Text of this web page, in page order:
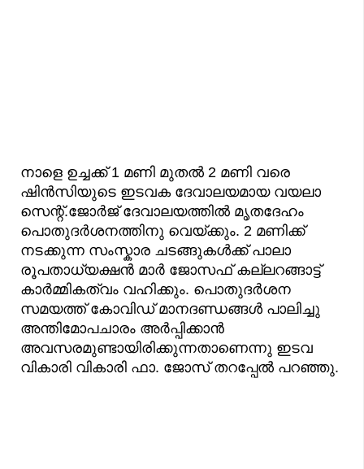
നാളെ ഉച്ചക്ക് 1 മണി മുതൽ 2 മണി വരെ
ഷിൻസിയുടെ ഇടവക ദേവാലയമായ വയലാ
സെന്റ്.ജോർജ് ദേവാലയത്തിൽ മൃതദേഹം
പൊതുദർശനത്തിനു വെയ്ക്കും. 2 മണിക്ക്
നടക്കുന്ന സംസ്കാര ചടങ്ങുകൾക്ക് പാലാ
രൂപതാധ്യക്ഷൻ മാർ ജോസഫ് കല്ലറങ്ങാട്ട്
കാർമ്മികത്വം വഹിക്കും. പൊതുദർശന
സമയത്ത് കോവിഡ് മാനദണ്ഡങ്ങൾ പാലിച്ചു
അന്തിമോപചാരം അർപ്പിക്കാൻ
അവസരമുണ്ടായിരിക്കുന്നതാണെന്നു ഇടവ
വികാരി വികാരി ഫാ. ജോസ് തറപ്പേൽ പറഞ്ഞു.